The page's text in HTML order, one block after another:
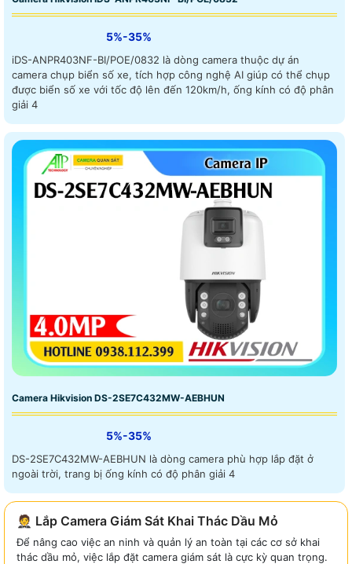
5%-35%
iDS-ANPR403NF-BI/POE/0832 là dòng camera thuộc dự án
camera chụp biển số xe, tích hợp công nghệ AI giúp có thể chụp
được biển số xe với tốc độ lên đến 120km/h, ống kính có độ phân
giải 4
Camera Hikvision DS-2SE7C432MW-AEBHUN
5%-35%
DS-2SE7C432MW-AEBHUN là dòng camera phù hợp lắp đặt ở
ngoài trời, trang bị ống kính có độ phân giải 4
🤵 Lắp Camera Giám Sát Khai Thác Dầu Mỏ
Để nâng cao việc an ninh và quản lý an toàn tại các cơ sở khai
thác dầu mỏ, việc lắp đặt camera giám sát là cực kỳ quan trọng.